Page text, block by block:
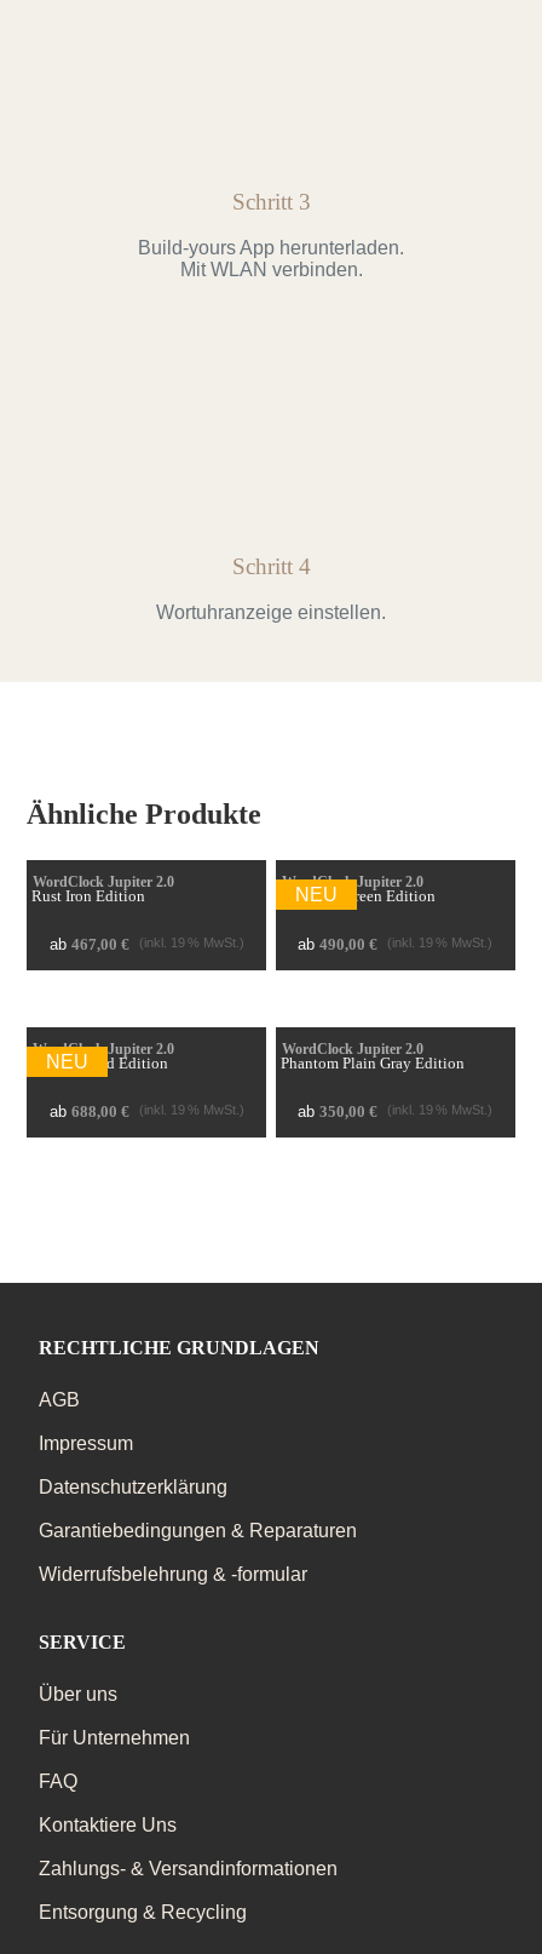
Schritt 3
Build-yours App herunterladen.
Mit WLAN verbinden.
Schritt 4
Wortuhranzeige einstellen.
Ähnliche Produkte
WordClock Jupiter 2.0
Rust Iron Edition
ab 467,00 €
WordClock Jupiter 2.0
Verdigris Green Edition
ab490,00€
WordClock Jupiter 2.0
Black&Gold Edition
ab 688,00 €
WordClock Jupiter 2.0
Phantom Plain Gray Edition
ab350,00€
RECHTLICHE GRUNDLAGEN
AGB
Impressum
Datenschutzerklärung
Garantiebedingungen & Reparaturen
Widerrufsbelehrung & -formular
SERVICE
Über uns
Für Unternehmen
FAQ
Kontaktiere Uns
Zahlungs- & Versandinformationen
Entsorgung & Recycling